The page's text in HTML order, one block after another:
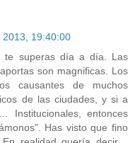
2013, 19:40:00
te superas día a día. Las
son magnificas. Los
causantes de muchos
de las ciudades, y si a
Institucionales, entonces
Has visto que fino